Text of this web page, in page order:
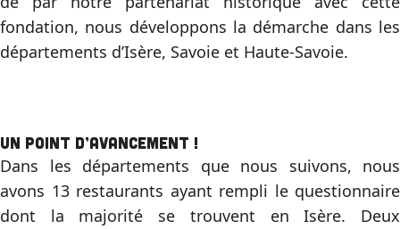
fondation, nous développons la démarche dans les
départements d’Isère, Savoie et Haute-Savoie.
Un point d’avancement !
Dans les départements que nous suivons, nous
avons 13 restaurants ayant rempli le questionnaire
dont la majorité se trouvent en Isère. Deux